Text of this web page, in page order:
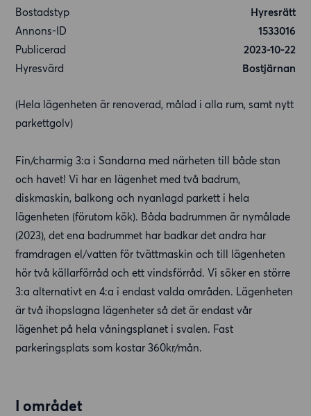
Bostadstyp
Hyresrätt
Annons-ID
1533016
Publicerad
2023-10-22
Hyresvärd
Bostjärnan
(Hela lägenheten är renoverad, målad i alla rum, samt nytt
parkettgolv)
Fin/charmig 3:a i Sandarna med närheten till både stan
och havet! Vi har en lägenhet med två badrum,
diskmaskin, balkong och nyanlagd parkett i hela
lägenheten (förutom kök). Båda badrummen är nymålade
(2023), det ena badrummet har badkar det andra har
framdragen el/vatten för tvättmaskin och till lägenheten
hör två källarförråd och ett vindsförråd. Vi söker en större
3:a alternativt en 4:a i endast valda områden. Lägenheten
är två ihopslagna lägenheter så det är endast vår
lägenhet på hela våningsplanet i svalen. Fast
parkeringsplats som kostar 360kr/mån.
I området